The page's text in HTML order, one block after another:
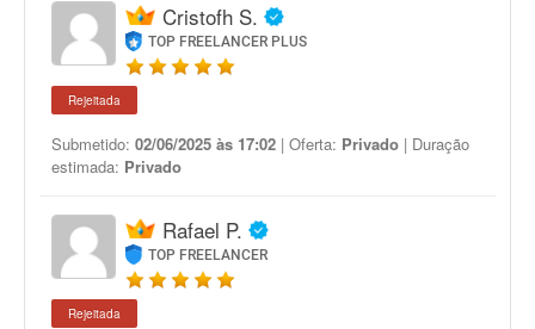
Cristofh S.
TOP FREELANCER PLUS
Rejeitada
Submetido: 02/06/2025 às 17:02 | Oferta: Privado | Duração
estimada: Privado
Rafael P.
TOP FREELANCER
Rejeitada